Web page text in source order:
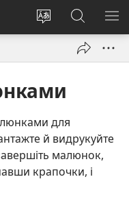
Змінити
Увійти
(відкривається
Пошук
на
сайті
для
й видрукуйте
малюнок,
крапочки, і